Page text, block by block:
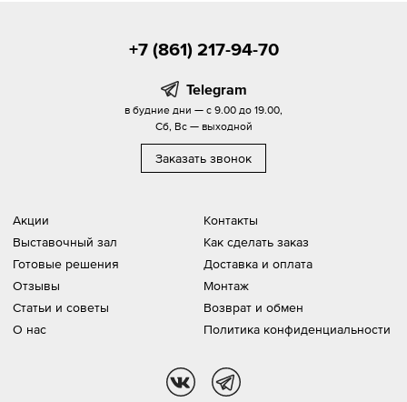
Акции
Выставочный зал
Готовые решения
Отзывы
Статьи и советы
О нас
Контакты
Как сделать заказ
Доставка и оплата
Монтаж
Возврат и обмен
Политика конфиденциальности
+7 (861) 217-94-70
Telegram
в будние дни — с 9.00 до 19.00,
Сб, Вс — выходной
Заказать звонок